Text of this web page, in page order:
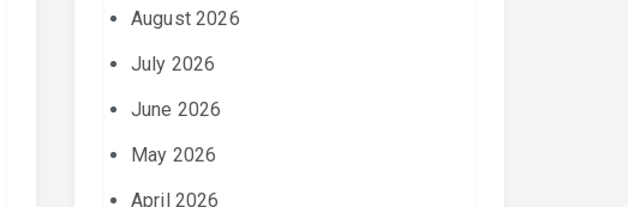
August 2026
July 2026
June 2026
May 2026
April 2026